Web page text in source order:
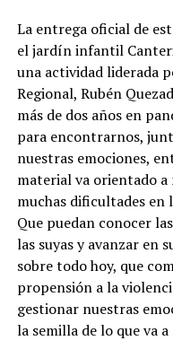
La entrega oficial de
el jardín infantil
una actividad liderada
Regional, Rubén
más de dos años en
para encontrarnos,
nuestras emociones,
material va orientado
muchas dificultades en
Que puedan conocer
las suyas y avanzar en
sobre todo hoy, que
propensión a la
gestionar nuestras
la semilla de lo que va